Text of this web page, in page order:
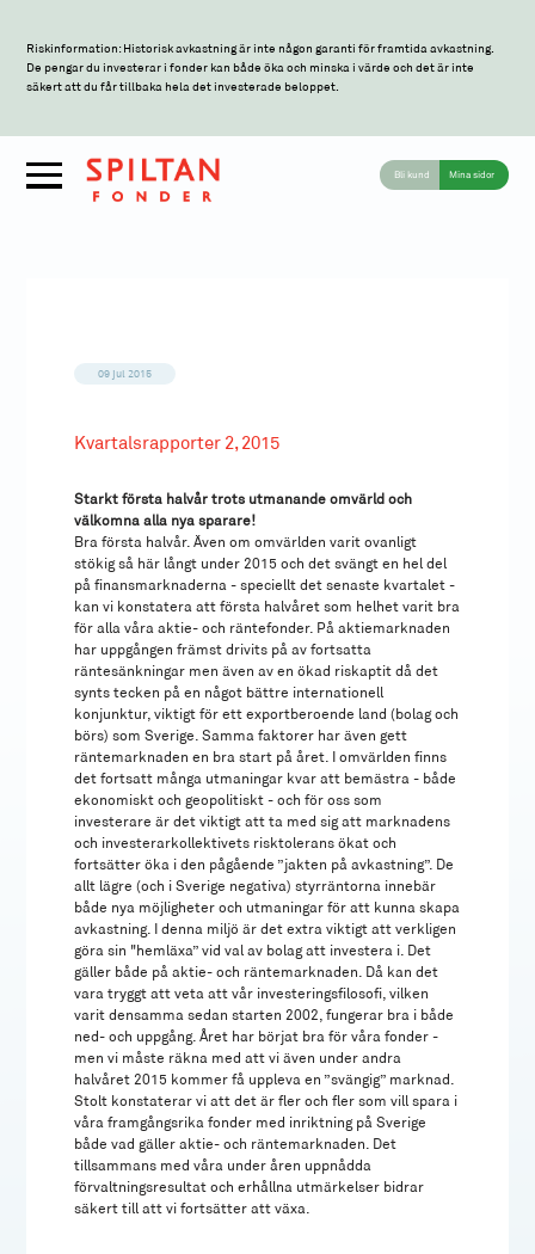
Riskinformation: Historisk avkastning är inte någon garanti för framtida avkastning.
De pengar du investerar i fonder kan både öka och minska i värde och det är inte
säkert att du får tillbaka hela det investerade beloppet.
Bli kund Mina sidor
09 jul 2015
Kvartalsrapporter 2, 2015
Starkt första halvår trots utmanande omvärld och
välkomna alla nya sparare!
Bra första halvår. Även om omvärlden varit ovanligt
stökig så här långt under 2015 och det svängt en hel del
på finansmarknaderna - speciellt det senaste kvartalet -
kan vi konstatera att första halvåret som helhet varit bra
för alla våra aktie- och räntefonder. På aktiemarknaden
har uppgången främst drivits på av fortsatta
räntesänkningar men även av en ökad riskaptit då det
synts tecken på en något bättre internationell
konjunktur, viktigt för ett exportberoende land (bolag och
börs) som Sverige. Samma faktorer har även gett
räntemarknaden en bra start på året. I omvärlden finns
det fortsatt många utmaningar kvar att bemästra - både
ekonomiskt och geopolitiskt - och för oss som
investerare är det viktigt att ta med sig att marknadens
och investerarkollektivets risktolerans ökat och
fortsätter öka i den pågående ”jakten på avkastning”. De
allt lägre (och i Sverige negativa) styrräntorna innebär
både nya möjligheter och utmaningar för att kunna skapa
avkastning. I denna miljö är det extra viktigt att verkligen
göra sin "hemläxa” vid val av bolag att investera i. Det
gäller både på aktie- och räntemarknaden. Då kan det
vara tryggt att veta att vår investeringsfilosofi, vilken
varit densamma sedan starten 2002, fungerar bra i både
ned- och uppgång. Året har börjat bra för våra fonder -
men vi måste räkna med att vi även under andra
halvåret 2015 kommer få uppleva en ”svängig” marknad.
Stolt konstaterar vi att det är fler och fler som vill spara i
våra framgångsrika fonder med inriktning på Sverige
både vad gäller aktie- och räntemarknaden. Det
tillsammans med våra under åren uppnådda
förvaltningsresultat och erhållna utmärkelser bidrar
säkert till att vi fortsätter att växa.